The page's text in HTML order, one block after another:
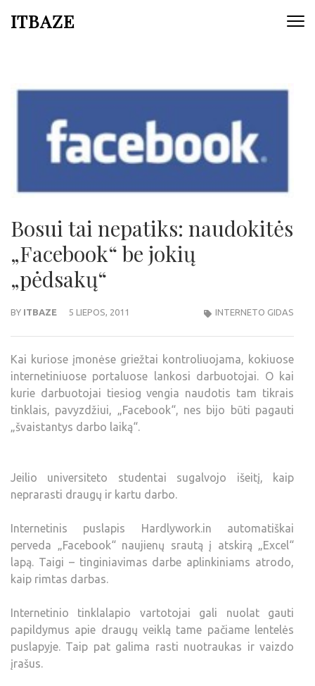
ITBAZE
Bosui tai nepatiks: naudokitės
„Facebook“ be jokių
„pėdsakų“
BY ITBAZE 5 LIEPOS, 2011 INTERNETO GIDAS
Kai kuriose įmonėse griežtai kontroliuojama, kokiuose
internetiniuose portaluose lankosi darbuotojai. O kai
kurie darbuotojai tiesiog vengia naudotis tam tikrais
tinklais, pavyzdžiui, „Facebook“, nes bijo būti pagauti
„švaistantys darbo laiką“.
Jeilio universiteto studentai sugalvojo išeitį, kaip
neprarasti draugų ir kartu darbo.
Internetinis puslapis Hardlywork.in automatiškai
perveda „Facebook“ naujienų srautą į atskirą „Excel“
lapą. Taigi – tinginiavimas darbe aplinkiniams atrodo,
kaip rimtas darbas.
Internetinio tinklalapio vartotojai gali nuolat gauti
papildymus apie draugų veiklą tame pačiame lentelės
puslapyje. Taip pat galima rasti nuotraukas ir vaizdo
įrašus.